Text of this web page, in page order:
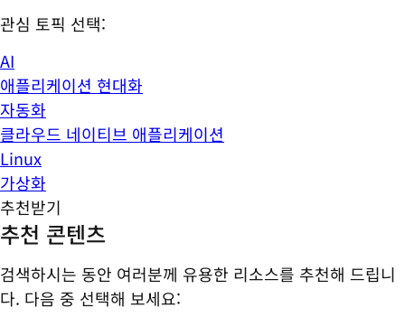
관심 토픽 선택:
AI
애플리케이션 현대화
자동화
클라우드 네이티브 애플리케이션
Linux
가상화
추천받기
추천 콘텐츠
검색하시는 동안 여러분께 유용한 리소스를 추천해 드립니
다. 다음 중 선택해 보세요: